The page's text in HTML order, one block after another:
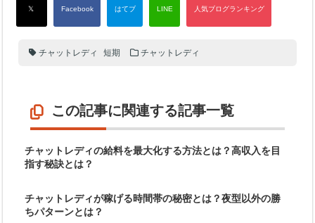
チャットレディ 短期 チャットレディ
この記事に関連する記事一覧
チャットレディの給料を最大化する方法とは？高収入を目
指す秘訣とは？
チャットレディが稼げる時間帯の秘密とは？夜型以外の勝
ちパターンとは？